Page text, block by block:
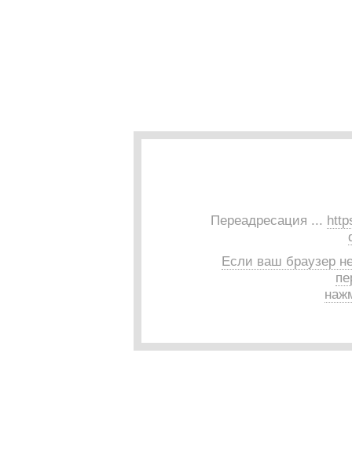
Переадресация ...
Если ваш браузер